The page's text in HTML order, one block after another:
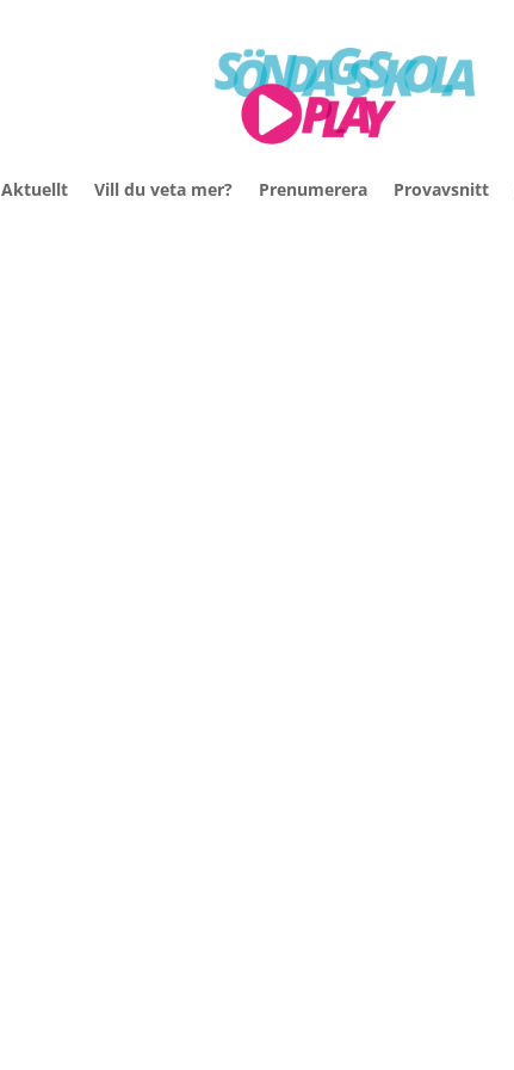
Aktuellt Vill du veta mer? Prenumerera Provavsnitt